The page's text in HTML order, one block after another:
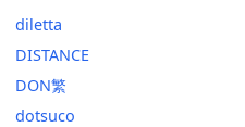
diletta
DISTANCE
DON繁
dotsuco